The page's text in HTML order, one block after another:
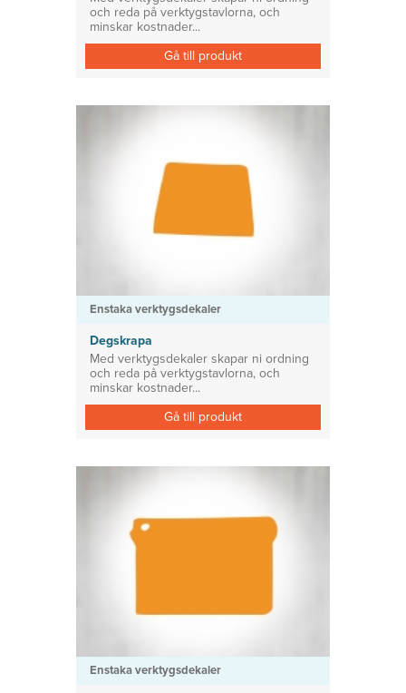
och reda på verktygstavlorna, och
minskar kostnader...
Gå till produkt
Enstaka verktygsdekaler
Degskrapa
Med verktygsdekaler skapar ni ordning
och reda på verktygstavlorna, och
minskar kostnader...
Gå till produkt
Enstaka verktygsdekaler